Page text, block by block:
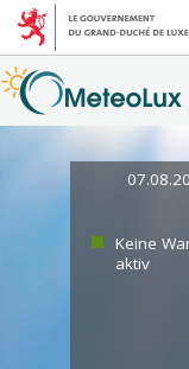
Keine
aktiv